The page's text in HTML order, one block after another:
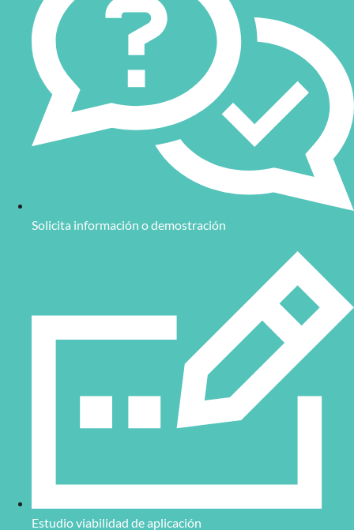
Solicita información o demostración
Estudio viabilidad de aplicación